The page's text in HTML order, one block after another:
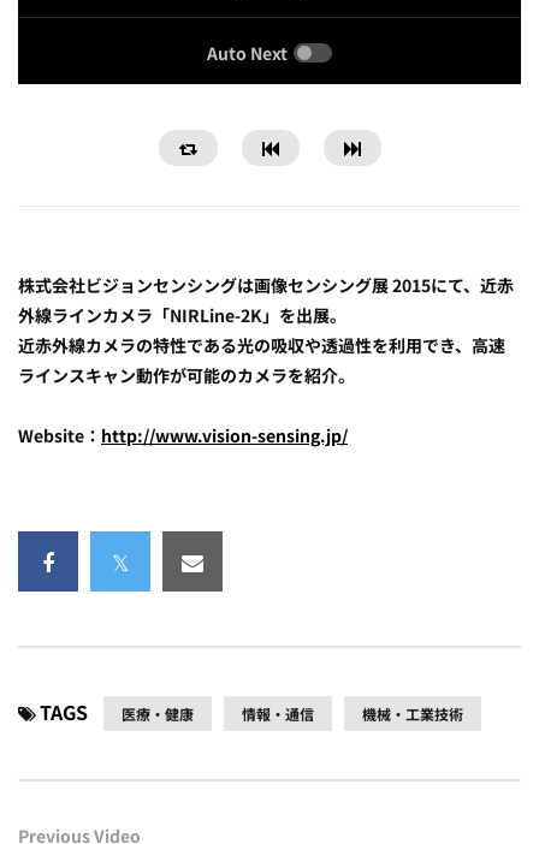
Auto Next
株式会社ビジョンセンシングは画像センシング展 2015にて、近赤
外線ラインカメラ「NIRLine-2K」を出展。
近赤外線カメラの特性である光の吸収や透過性を利用でき、高速
ラインスキャン動作が可能のカメラを紹介。
Website： http://www.vision-sensing.jp/
TAGS 医療・健康 情報・通信 機械・工業技術
Previous Video